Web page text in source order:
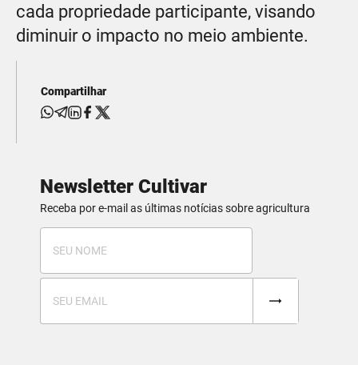
cada propriedade participante, visando
diminuir o impacto no meio ambiente.
Compartilhar
Newsletter Cultivar
Receba por e-mail as últimas notícias sobre agricultura